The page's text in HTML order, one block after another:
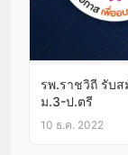
รพ.ราชวิถี รับ
ม.3-ป.ตรี
10 ธ.ค. 2022